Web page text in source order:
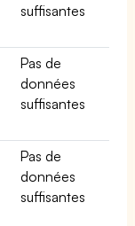
suffisantes
Pas de
données
suffisantes
Pas de
données
suffisantes